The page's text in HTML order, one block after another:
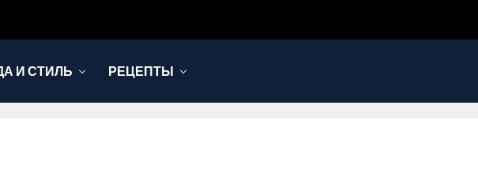
И СТИЛЬ РЕЦЕПТЫ